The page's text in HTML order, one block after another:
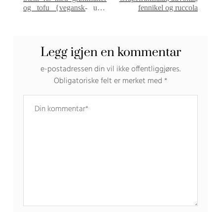
og tofu {vegansk- uten
fennikel og ruccola
Legg igjen en kommentar
e-postadressen din vil ikke offentliggjøres.
Obligatoriske felt er merket med*